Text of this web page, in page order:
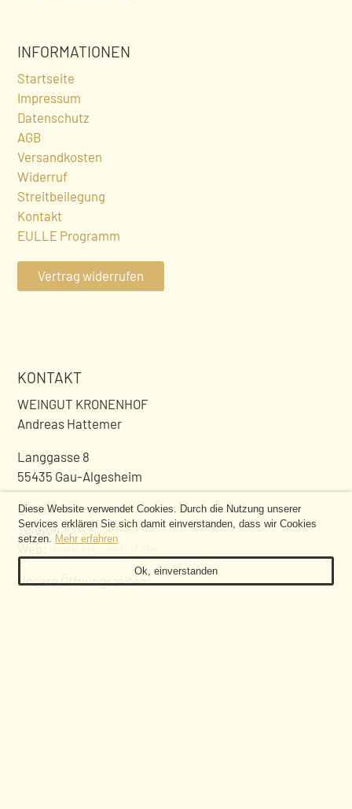
COOKIE-
HINWEIS
Diese Website verwendet Cookies. Durch die Nutzung unserer
Services erklären Sie sich damit einverstanden, dass wir Cookies
setzen. Mehr erfahren
Ok, einverstanden
INFORMATIONEN
Startseite
Impressum
Datenschutz
AGB
Versandkosten
Widerruf
Streitbeilegung
Kontakt
EULLE Programm
Vertrag widerrufen
KONTAKT
WEINGUT KRONENHOF
Andreas Hattemer
Langgasse 8
55435 Gau-Algesheim
E-Mail:weingut@kronenhof.de
Telefon:06725 95703
www.kronenhof.de
Unsere Öffnungszeiten: